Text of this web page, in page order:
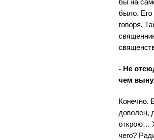
бы на
было. Его
говоря.
- Не
чем
Конечно.
доволен,
открою…
чего?